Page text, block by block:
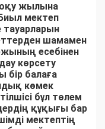
оқу жылына
мектеп
тауарларын
шамамен
есебінен
көрсету
балаға
көмек
тілшісі бұл төлем
құқығы бар
мектептің